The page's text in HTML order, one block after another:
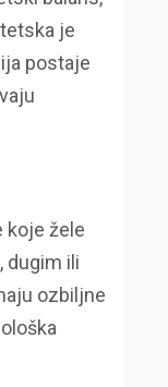
je
postaje
koje žele
dugim ili
ozbiljne